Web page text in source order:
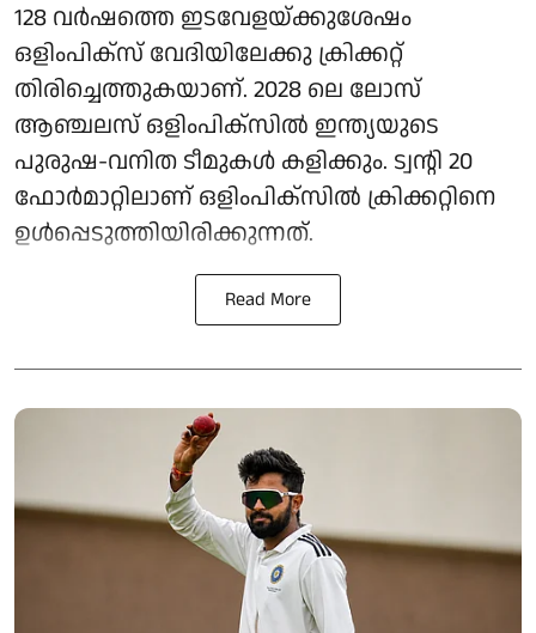
128 വർഷത്തെ ഇടവേളയ്ക്കുശേഷം
ഒളിംപിക്‌സ് വേദിയിലേക്കു ക്രിക്കറ്റ്
തിരിച്ചെത്തുകയാണ്. 2028 ലെ ലോസ്
ആഞ്ചലസ് ഒളിംപിക്‌സിൽ ഇന്ത്യയുടെ
പുരുഷ-വനിത ടീമുകൾ കളിക്കും. ട്വന്റി 20
ഫോർമാറ്റിലാണ് ഒളിംപിക്‌സിൽ ക്രിക്കറ്റിനെ
ഉൾപ്പെടുത്തിയിരിക്കുന്നത്.
Read More